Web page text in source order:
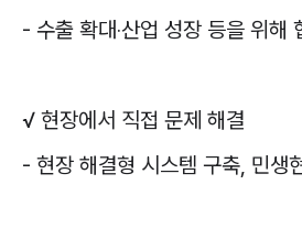
- 수출 확대‧산업 성장 등을 위해
√ 현장에서 직접 문제 해결
- 현장 해결형 시스템 구축, 민생